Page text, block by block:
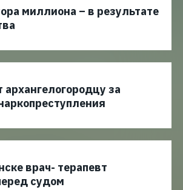
миллиона – в результате
архангелогородцу за
врач- терапевт
судом